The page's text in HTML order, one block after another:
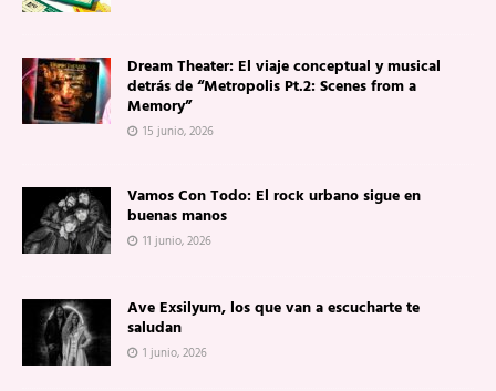
Dream Theater: El viaje conceptual y musical
detrás de “Metropolis Pt.2: Scenes from a
Memory”
15 junio, 2026
Vamos Con Todo: El rock urbano sigue en
buenas manos
11 junio, 2026
Ave Exsilyum, los que van a escucharte te
saludan
1 junio, 2026